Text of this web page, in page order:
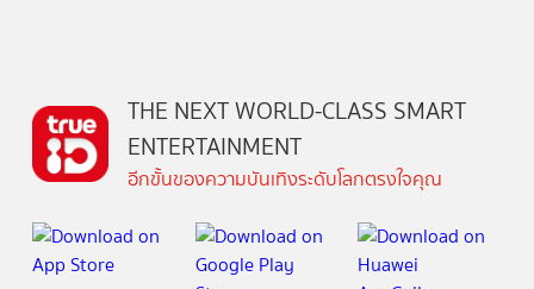
THE NEXT WORLD-CLASS SMART
ENTERTAINMENT
อีกขั้นของความบันเทิงระดับโลกตรงใจคุณ